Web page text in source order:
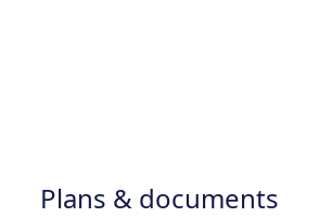
Plans & documents